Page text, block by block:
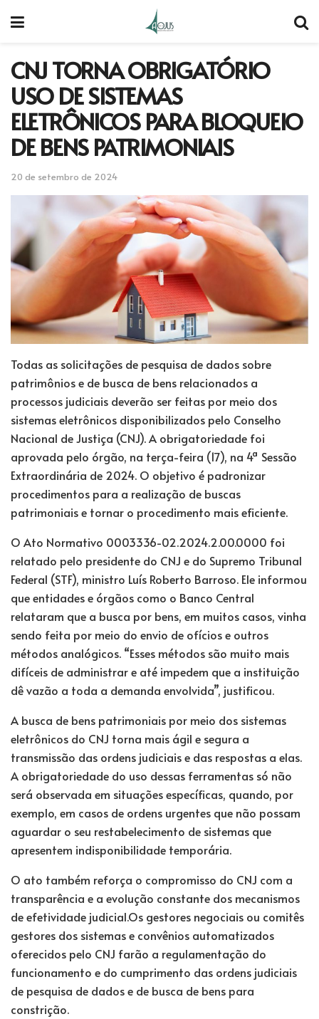
CNJ TORNA OBRIGATÓRIO
USO DE SISTEMAS
ELETRÔNICOS PARA BLOQUEIO
DE BENS PATRIMONIAIS
20 de setembro de 2024
Todas as solicitações de pesquisa de dados sobre
patrimônios e de busca de bens relacionados a
processos judiciais deverão ser feitas por meio dos
sistemas eletrônicos disponibilizados pelo Conselho
Nacional de Justiça (CNJ). A obrigatoriedade foi
aprovada pelo órgão, na terça-feira (17), na 4ª Sessão
Extraordinária de 2024. O objetivo é padronizar
procedimentos para a realização de buscas
patrimoniais e tornar o procedimento mais eficiente.
O Ato Normativo 0003336-02.2024.2.00.0000 foi
relatado pelo presidente do CNJ e do Supremo Tribunal
Federal (STF), ministro Luís Roberto Barroso. Ele informou
que entidades e órgãos como o Banco Central
relataram que a busca por bens, em muitos casos, vinha
sendo feita por meio do envio de ofícios e outros
métodos analógicos. “Esses métodos são muito mais
difíceis de administrar e até impedem que a instituição
dê vazão a toda a demanda envolvida”, justificou.
A busca de bens patrimoniais por meio dos sistemas
eletrônicos do CNJ torna mais ágil e segura a
transmissão das ordens judiciais e das respostas a elas.
A obrigatoriedade do uso dessas ferramentas só não
será observada em situações específicas, quando, por
exemplo, em casos de ordens urgentes que não possam
aguardar o seu restabelecimento de sistemas que
apresentem indisponibilidade temporária.
O ato também reforça o compromisso do CNJ com a
transparência e a evolução constante dos mecanismos
de efetividade judicial.Os gestores negociais ou comitês
gestores dos sistemas e convênios automatizados
oferecidos pelo CNJ farão a regulamentação do
funcionamento e do cumprimento das ordens judiciais
de pesquisa de dados e de busca de bens para
constrição.